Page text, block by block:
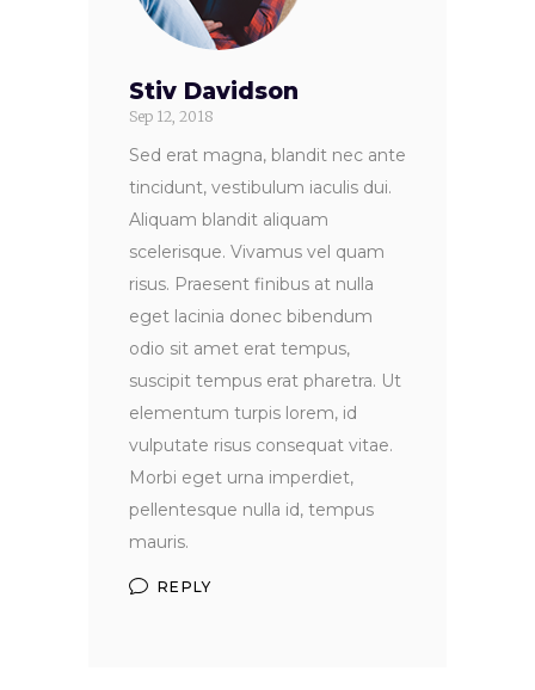
Stiv Davidson
Sep 12, 2018
Sed erat magna, blandit nec ante
tincidunt, vestibulum iaculis dui.
Aliquam blandit aliquam
scelerisque. Vivamus vel quam
risus. Praesent finibus at nulla
eget lacinia donec bibendum
odio sit amet erat tempus,
suscipit tempus erat pharetra. Ut
elementum turpis lorem, id
vulputate risus consequat vitae.
Morbi eget urna imperdiet,
pellentesque nulla id, tempus
mauris.
REPLY